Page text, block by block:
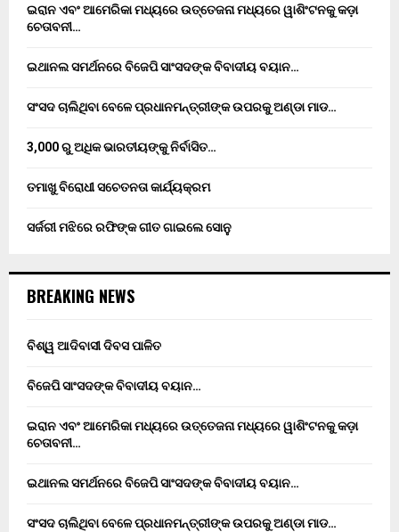
ଇରାନ ଏବଂ ଆମେରିକା ମଧ୍ୟରେ ଉତ୍ତେଜନା ମଧ୍ୟରେ ୱାଶିଂଟନକୁ କଡ଼ା
ଚେତାବନୀ…
ଇଥାନଲ ସମର୍ଥନରେ ବିଜେପି ସାଂସଦଙ୍କ ବିବାଦୀୟ ବୟାନ…
ସଂସଦ ଚାଲିଥିବା ବେଳେ ପ୍ରଧାନମନ୍ତ୍ରୀଙ୍କ ଉପରକୁ ଅଣ୍ଡା ମାଡ…
3,000 ରୁ ଅଧିକ ଭାରତୀୟଙ୍କୁ ନିର୍ବାସିତ…
ତମାଖୁ ବିରୋଧୀ ସଚେତନତା କାର୍ଯ୍ୟକ୍ରମ
ସର୍ଜରୀ ମଝିରେ ରଫିଙ୍କ ଗୀତ ଗାଇଲେ ସୋନୁ
BREAKING NEWS
ବିଶ୍ୱ ଆଦିବାସୀ ଦିବସ ପାଳିତ
ବିଜେପି ସାଂସଦଙ୍କ ବିବାଦୀୟ ବୟାନ…
ଇରାନ ଏବଂ ଆମେରିକା ମଧ୍ୟରେ ଉତ୍ତେଜନା ମଧ୍ୟରେ ୱାଶିଂଟନକୁ କଡ଼ା
ଚେତାବନୀ…
ଇଥାନଲ ସମର୍ଥନରେ ବିଜେପି ସାଂସଦଙ୍କ ବିବାଦୀୟ ବୟାନ…
ସଂସଦ ଚାଲିଥିବା ବେଳେ ପ୍ରଧାନମନ୍ତ୍ରୀଙ୍କ ଉପରକୁ ଅଣ୍ଡା ମାଡ…